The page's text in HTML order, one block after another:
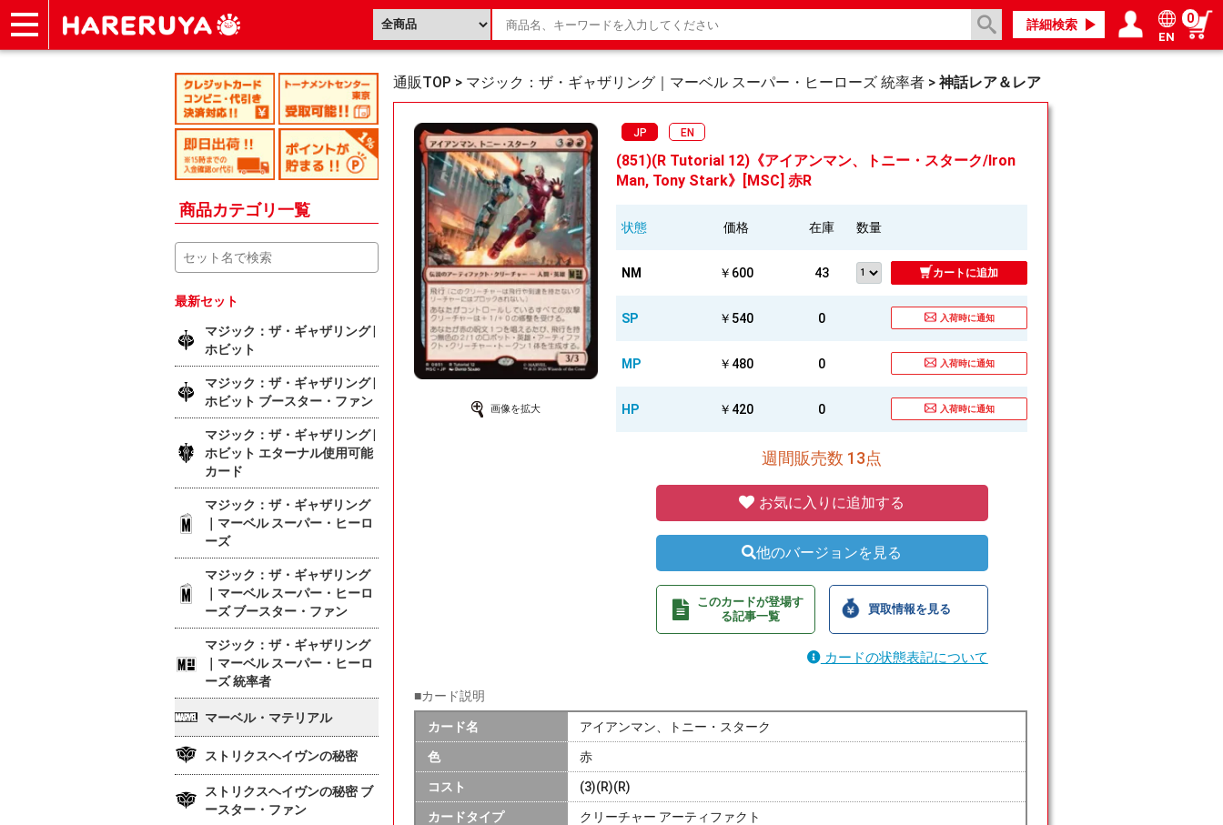
詳細検索
EN
0
商品カテゴリ一覧
通販TOP > マジック：ザ・ギャザリング｜マーベル スーパー・ヒーローズ 統率者 > 神話レア＆レア
画像を拡大
JP EN
(851)(R Tutorial 12)《アイアンマン、トニー・スターク/Iron
Man, Tony Stark》[MSC] 赤R
状態 価格 在庫 数量
NM ￥600 43 カートに追加
SP ￥540 0 入荷時に通知
MP ￥480 0 入荷時に通知
HP ￥420 0 入荷時に通知
週間販売数 13点
お気に入りに追加する
他のバージョンを見る
このカードが登場す
る記事一覧
買取情報を見る
カードの状態表記について
■カード説明
カード名 アイアンマン、トニー・スターク
色 赤
コスト (3)(R)(R)
カードタイプ クリーチャー アーティファクト